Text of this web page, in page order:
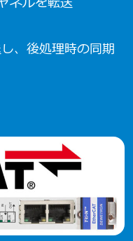
ネルを転送
、後処理時の同期